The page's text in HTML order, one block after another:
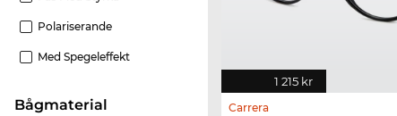
Polariserande
Med Spegeleffekt
Bågmaterial
1 215 kr
Carrera